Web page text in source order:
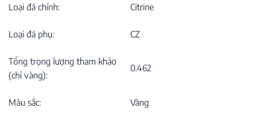
Loại đá chính: Citrine
Loại đá phụ: CZ
Tổng trọng lượng tham khảo
(chỉ vàng):
0.462
Màu sắc: Vàng